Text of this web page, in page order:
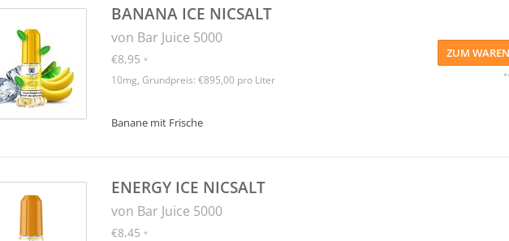
BANANA ICE NICSALT
von Bar Juice 5000
€8,95 *
10mg, Grundpreis: €895,00 pro Liter
ZUM
Banane mit Frische
ENERGY ICE NICSALT
von Bar Juice 5000
€8,45 *